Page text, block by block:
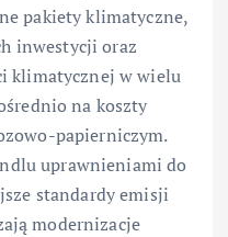
pakiety klimatyczne,
inwestycji oraz
klimatycznej w wielu
na koszty
papierniczym.
uprawnieniami do
standardy emisji
modernizacje